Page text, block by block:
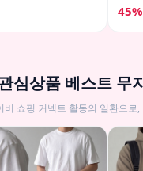
45%
심상품 베스트 무
버 쇼핑 커넥트 활동의 일환으